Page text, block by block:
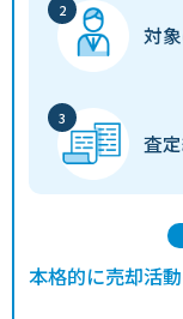
対
査
本格的に売却活